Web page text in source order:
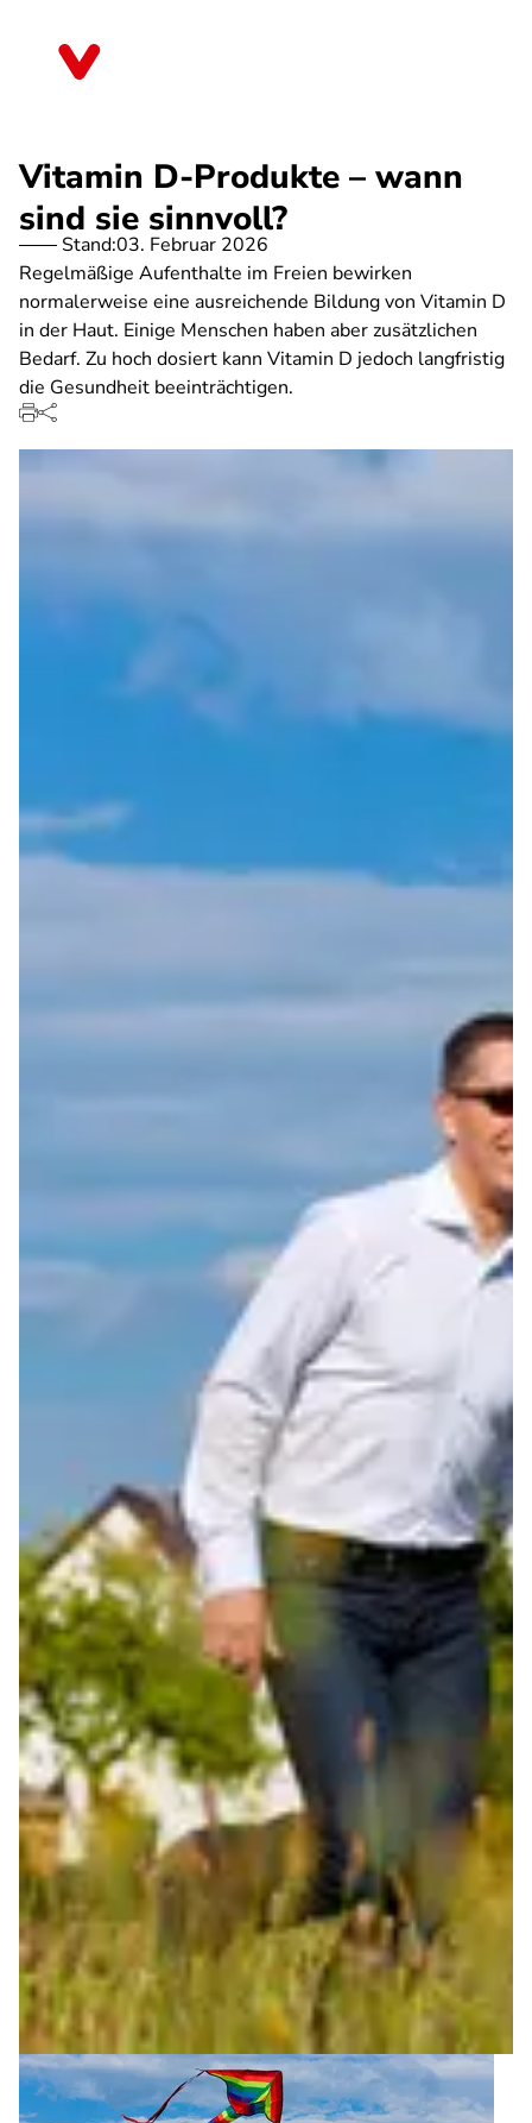
Vitamin D-Produkte – wann
sind sie sinnvoll?
Stand:03. Februar 2026
Regelmäßige Aufenthalte im Freien bewirken
normalerweise eine ausreichende Bildung von Vitamin D
in der Haut. Einige Menschen haben aber zusätzlichen
Bedarf. Zu hoch dosiert kann Vitamin D jedoch langfristig
die Gesundheit beeinträchtigen.